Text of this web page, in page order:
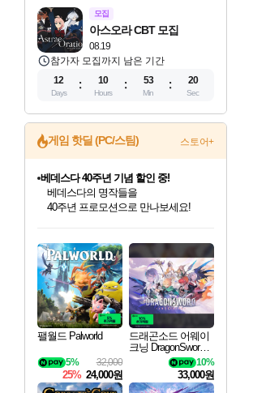
모집
08.19
아스오라 CBT 모집
참가자 모집까지 남은 기간
12
Days
10
Hours
53
Min
19
Sec
게임 핫딜 (PC/스팀) 스토어+
최대 90% 할인가를 만나보세요!
네이버혜택과 함께 만나보세요!
50%할인&추가 적립까지!
이니&베니 혜택까지!
네이버 혜택가와 함께 예약하세요!
할인&네이버혜택으로 만나보세요!
네이버페이 혜택과 만나보세요!
베데스다 40주년 기념 할인 중!
베데스다의 명작들을
40주년 프로모션으로 만나보세요!
네이버 포인트 혜택까지!
할인가에 만나보세요!
일부 에디션 상시 할인!
혜택으로 예약 판매 중
편안하게 충전하세요
팰월드 Palworld
32,000
5%
25% 24,000원
드래곤소드 어웨이
크닝 DragonSword A
10%
33,000원